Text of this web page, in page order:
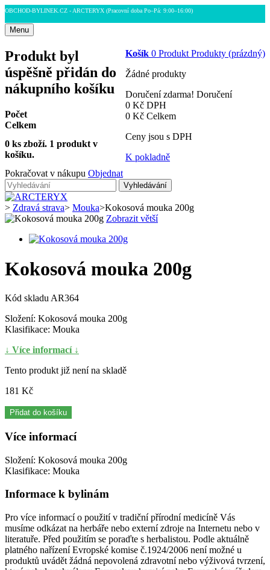
OBCHOD-BYLINEK.CZ - ARCTERYX (Pracovní doba Po–Pá: 9:00–16:00)
Menu
Košík 0 Produkt Produkty (prázdný)
Žádné produkty
Doručení zdarma! Doručení
0 Kč DPH
0 Kč Celkem
Ceny jsou s DPH
K pokladně
Produkt byl
úspěšně přidán do
nákupního košíku
Počet
Celkem
0 ks zboží. 1 produkt v
košíku.
Pokračovat v nákupu Objednat
Vyhledávání
> Zdravá strava> Mouka>Kokosová mouka 200g
Zobrazit větší
Kokosová mouka 200g
Kód skladu AR364
Složení: Kokosová mouka 200g
Klasifikace: Mouka
↓ Více informací ↓
Tento produkt již není na skladě
181 Kč
Přidat do košíku
Více informací
Složení: Kokosová mouka 200g
Klasifikace: Mouka
Informace k bylinám
Pro více informací o použití v tradiční přírodní medicíně Vás
musíme odkázat na herbáře nebo externí zdroje na Internetu nebo v
literatuře. Před použitím se poraďte s herbalistou. Podle aktuálně
platného nařízení Evropské komise č.1924/2006 není možné u
produktů uvádět žádná nepovolená zdravotní nebo výživová tvrzení,